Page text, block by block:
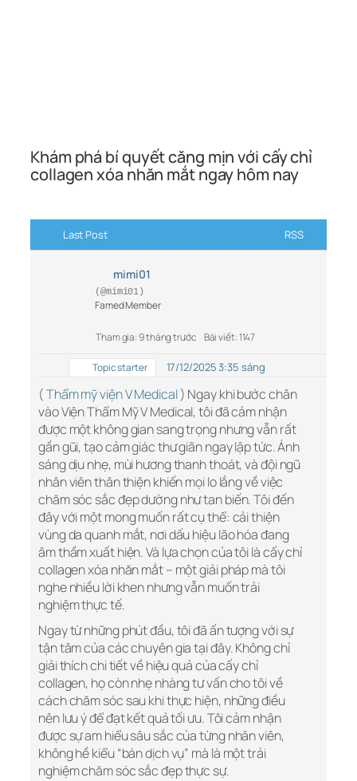
Khám phá bí quyết căng mịn với cấy chỉ
collagen xóa nhăn mắt ngay hôm nay
Last Post RSS
mimi01
(@mimi01)
Famed Member
Tham gia: 9 tháng trước Bài viết: 1147
Topic starter 17/12/2025 3:35 sáng
(Thẩm mỹ viện V Medical) Ngay khi bước chân
vào Viện Thẩm Mỹ V Medical, tôi đã cảm nhận
được một không gian sang trọng nhưng vẫn rất
gần gũi, tạo cảm giác thư giãn ngay lập tức. Ánh
sáng dịu nhẹ, mùi hương thanh thoát, và đội ngũ
nhân viên thân thiện khiến mọi lo lắng về việc
chăm sóc sắc đẹp dường như tan biến. Tôi đến
đây với một mong muốn rất cụ thể: cải thiện
vùng da quanh mắt, nơi dấu hiệu lão hóa đang
âm thầm xuất hiện. Và lựa chọn của tôi là cấy chỉ
collagen xóa nhăn mắt – một giải pháp mà tôi
nghe nhiều lời khen nhưng vẫn muốn trải
nghiệm thực tế.
Ngay từ những phút đầu, tôi đã ấn tượng với sự
tận tâm của các chuyên gia tại đây. Không chỉ
giải thích chi tiết về hiệu quả của cấy chỉ
collagen, họ còn nhẹ nhàng tư vấn cho tôi về
cách chăm sóc sau khi thực hiện, những điều
nên lưu ý để đạt kết quả tối ưu. Tôi cảm nhận
được sự am hiểu sâu sắc của từng nhân viên,
không hề kiểu “bán dịch vụ” mà là một trải
nghiệm chăm sóc sắc đẹp thực sự.